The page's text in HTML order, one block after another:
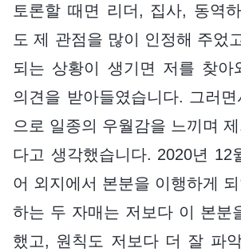
토론할 때면 리더, 집사, 동역
도 제 관점을 많이 인정해 주었
되는 상황이 생기면 저를 찾아
의견을 받아들였습니다. 그러
으로 일종의 우월감을 느끼며
다고 생각했습니다. 2020년 12
어 외지에서 본분을 이행하게
하는 두 자매는 저보다 이 본분
했고, 원칙도 저보다 더 잘 파